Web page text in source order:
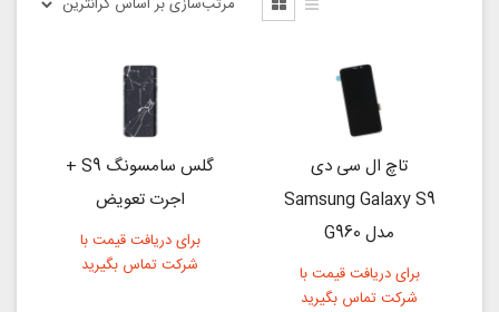
تاچ ال سی دی
Samsung Galaxy S9
مدل G960
برای دریافت قیمت با
شرکت تماس بگیرید
گلس سامسونگ S9 +
اجرت تعویض
برای دریافت قیمت با
شرکت تماس بگیرید